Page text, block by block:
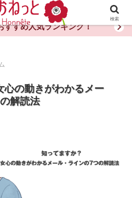
・評判・秘訣がわかる情報サイト
すすめ人気ランキング！
心の動きがわかるメー
解読法
検索